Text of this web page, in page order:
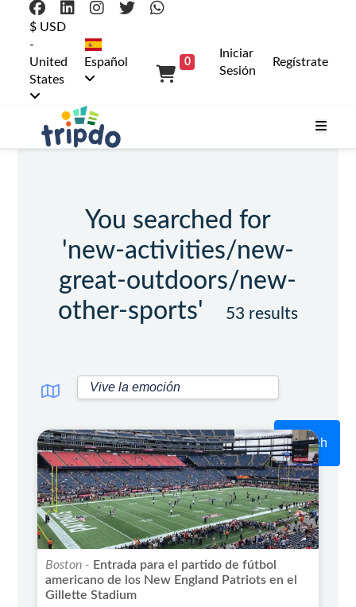
$ USD
-
United
States
Español 0
Iniciar
Sesión
Regístrate
You searched for
'new-activities/new-
great-outdoors/new-
other-sports'
53 results
Search
Boston - Entrada para el partido de fútbol
americano de los New England Patriots en el
Gillette Stadium